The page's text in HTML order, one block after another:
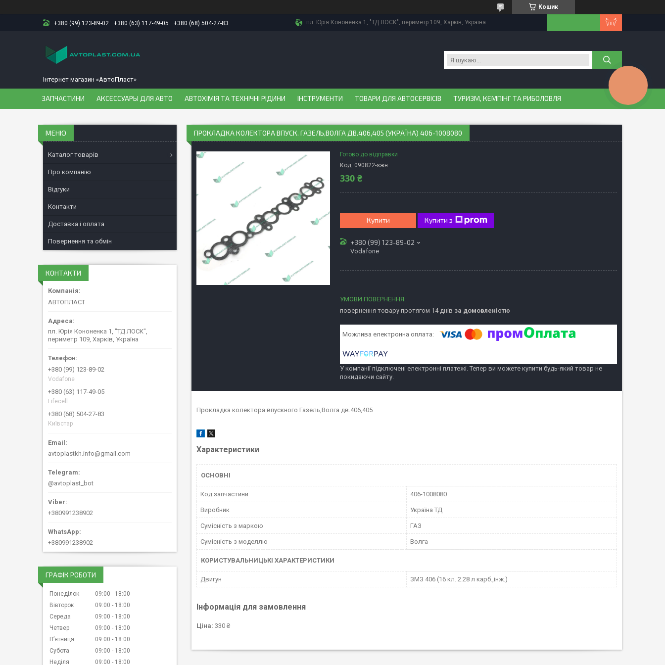
Кошик
+380 (99) 123-89-02 +380 (63) 117-49-05 +380 (68) 504-27-83 пл. Юрія Кононенка 1, "ТД ЛОСК", периметр 109, Харків, Україна
Інтернет магазин «АвтоПласт»
ЗАПЧАСТИНИ АКСЕССУАРЫ ДЛЯ АВТО АВТОХІМІЯ ТА ТЕХНІЧНІ РІДИНИ ІНСТРУМЕНТИ ТОВАРИ ДЛЯ АВТОСЕРВІСІВ ТУРИЗМ, КЕМПІНГ ТА РИБОЛОВЛЯ
ПРОКЛАДКА КОЛЕКТОРА ВПУСК. ГАЗЕЛЬ,ВОЛГА ДВ.406,405 (УКРАЇНА) 406-1008080
Готово до відправки
Код: 090822-sжн
330 ₴
Купити Купити з
+380 (99) 123-89-02
Vodafone
повернення товару протягом 14 днів за домовленістю
У компанії підключені електронні платежі. Тепер ви можете купити будь-який товар не
покидаючи сайту.
Прокладка колектора впускного Газель,Волга дв.406,405
Характеристики
ОСНОВНІ
Код запчастини 406-1008080
Виробник Україна ТД
Сумісність з маркою ГАЗ
Сумісність з моделлю Волга
КОРИСТУВАЛЬНИЦЬКІ ХАРАКТЕРИСТИКИ
Двигун ЗМЗ 406 (16 кл. 2.28 л карб.,інж.)
Інформація для замовлення
Ціна: 330 ₴
Каталог товарів
Про компанію
Відгуки
Контакти
Доставка і оплата
Повернення та обмін
КОНТАКТИ
АВТОПЛАСТ
пл. Юрія Кононенка 1, "ТД ЛОСК",
периметр 109, Харків, Україна
+380 (99) 123-89-02
Vodafone
+380 (63) 117-49-05
Lifecell
+380 (68) 504-27-83
Київстар
avtoplastkh.info@gmail.com
@avtoplast_bot
+380991238902
+380991238902
ГРАФІК РОБОТИ
Понеділок 09:00
18:00
Вівторок
09:00
18:00
Середа
09:00
18:00
Четвер
09:00
18:00
Пʼятниця
09:00
18:00
Субота
09:00
18:00
Неділя
09:00 18:00